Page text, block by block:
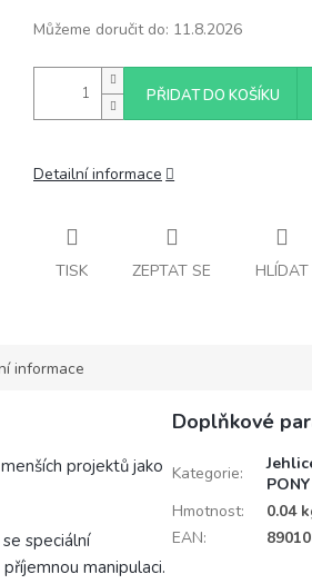
Můžeme doručit do: 11.8.2026
PŘIDAT DO KOŠÍKU
Detailní informace
TISK ZEPTAT SE HLÍDAT
informace
projektů jako
speciální
manipulaci.
Doplňkové
Kategorie:
Hmotnost:
0.04
EAN: